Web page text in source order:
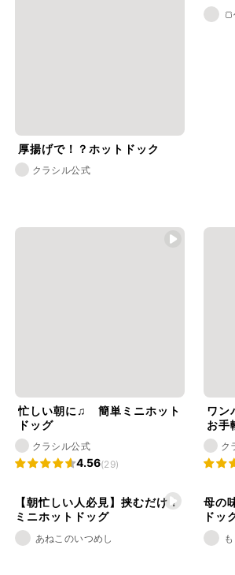
厚揚げで！？ホットドック
クラシル公式
忙しい朝に♫ 簡単ミニホット
ドッグ
クラシル公式
4.56(29)
ワン
お手
ク
【朝忙しい人必見】挟むだけ！
ミニホットドッグ
あねこのいつめし
母の
ドッ